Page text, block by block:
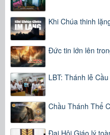
Khi Chúa thinh
Đức tin lớn lên
LBT: Thánh lễ
Chầu Thánh Thể